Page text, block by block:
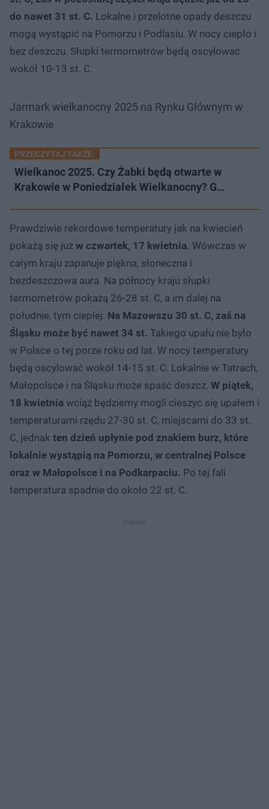
do nawet 31 st. C. Lokalne i przelotne opady deszczu
mogą wystąpić na Pomorzu i Podlasiu. W nocy ciepło i
bez deszczu. Słupki termometrów będą oscylować
wokół 10-13 st. C.
Jarmark wielkanocny 2025 na Rynku Głównym w
Krakowie
PRZECZYTAJ TAKŻE:
Wielkanoc 2025. Czy Żabki będą otwarte w
Krakowie w Poniedziałek Wielkanocny? G…
Prawdziwie rekordowe temperatury jak na kwiecień
pokażą się już w czwartek, 17 kwietnia. Wówczas w
całym kraju zapanuje piękna, słoneczna i
bezdeszczowa aura. Na północy kraju słupki
termometrów pokażą 26-28 st. C, a im dalej na
południe, tym cieplej. Na Mazowszu 30 st. C, zaś na
Śląsku może być nawet 34 st. Takiego upału nie było
w Polsce o tej porze roku od lat. W nocy temperatury
będą oscylować wokół 14-15 st. C. Lokalnie w Tatrach,
Małopolsce i na Śląsku może spaść deszcz. W piątek,
18 kwietnia wciąż będziemy mogli cieszyć się upałem i
temperaturami rzędu 27-30 st. C, miejscami do 33 st.
C, jednak ten dzień upłynie pod znakiem burz, które
lokalnie wystąpią na Pomorzu, w centralnej Polsce
oraz w Małopolsce i na Podkarpaciu. Po tej fali
temperatura spadnie do około 22 st. C.